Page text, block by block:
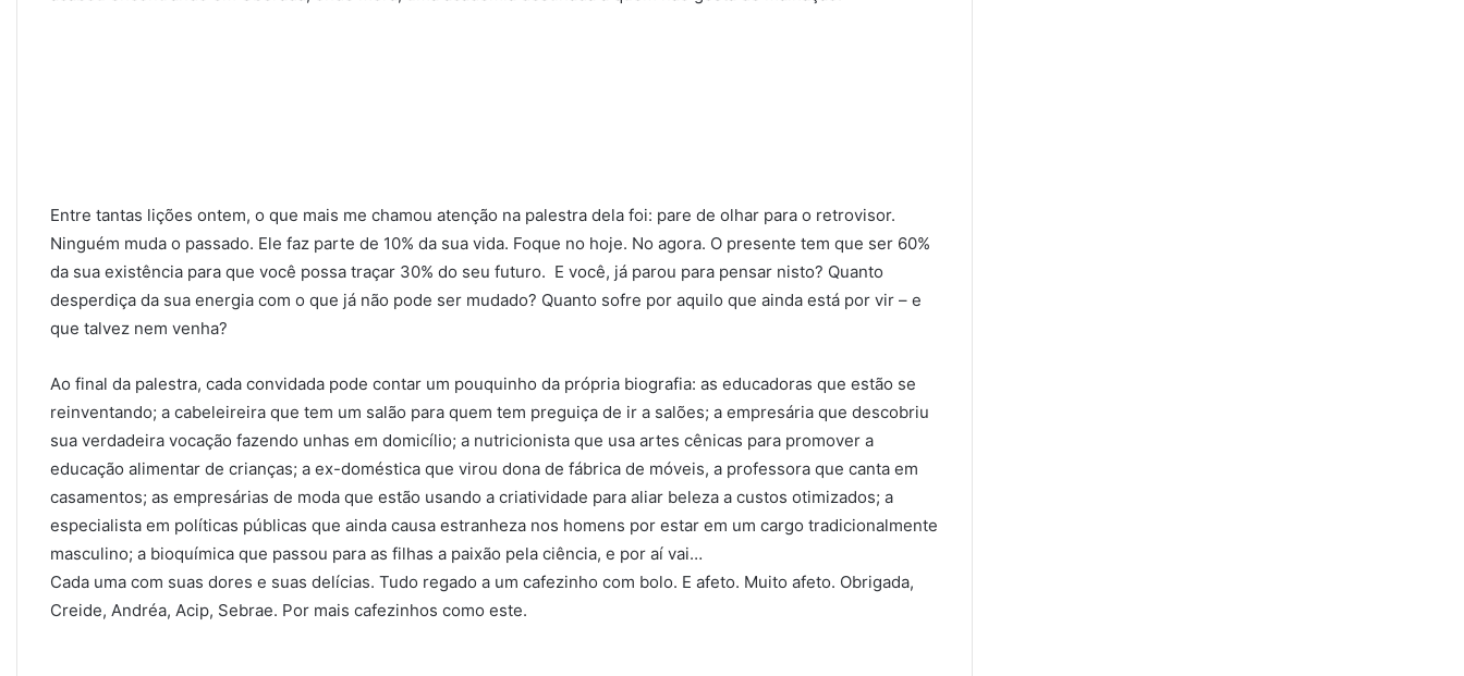
Entre tantas lições ontem, o que mais me chamou atenção na palestra dela foi: pare de olhar para o retrovisor.
Ninguém muda o passado. Ele faz parte de 10% da sua vida. Foque no hoje. No agora. O presente tem que ser 60%
da sua existência para que você possa traçar 30% do seu futuro. E você, já parou para pensar nisto? Quanto
desperdiça da sua energia com o que já não pode ser mudado? Quanto sofre por aquilo que ainda está por vir – e
que talvez nem venha?
Ao final da palestra, cada convidada pode contar um pouquinho da própria biografia: as educadoras que estão se
reinventando; a cabeleireira que tem um salão para quem tem preguiça de ir a salões; a empresária que descobriu
sua verdadeira vocação fazendo unhas em domicílio; a nutricionista que usa artes cênicas para promover a
educação alimentar de crianças; a ex-doméstica que virou dona de fábrica de móveis, a professora que canta em
casamentos; as empresárias de moda que estão usando a criatividade para aliar beleza a custos otimizados; a
especialista em políticas públicas que ainda causa estranheza nos homens por estar em um cargo tradicionalmente
masculino; a bioquímica que passou para as filhas a paixão pela ciência, e por aí vai…
Cada uma com suas dores e suas delícias. Tudo regado a um cafezinho com bolo. E afeto. Muito afeto. Obrigada,
Creide, Andréa, Acip, Sebrae. Por mais cafezinhos como este.